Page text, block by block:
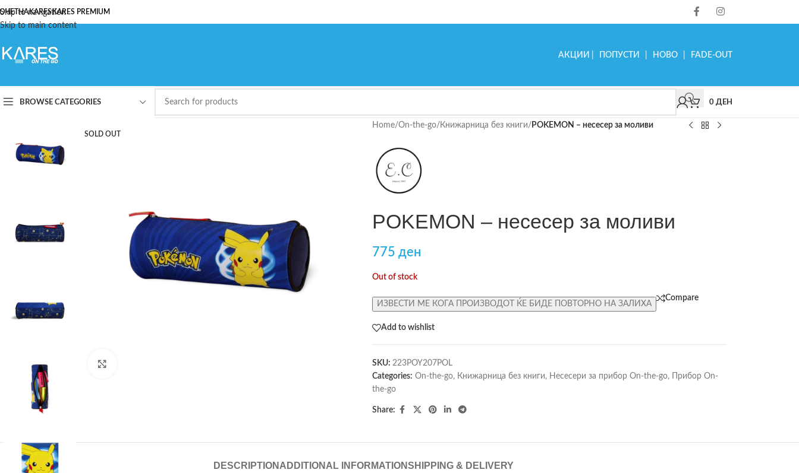
Skip to navigation
Skip to main content
KARESKARES PREMIUM
АКЦИИ ПОПУСТИ НОВО FADE-OUT
BROWSE CATEGORIES 0 ДЕН
SOLD OUT
Home/On-the-go/ Книжарница без книги/ POKEMON – несесер за моливи
POKEMON – несесер за моливи
775 ден
Out of stock
ИЗВЕСТИ МЕ КОГА ПРОИЗВОДОТ ЌЕ БИДЕ ПОВТОРНО НА ЗАЛИХА
Compare
Add to wishlist
SKU: 223POY207POL
Categories: On-the-go, Книжарница без книги, Несесери за прибор On-the-go,
Прибор On-
the-go
Share:
DESCRIPTION ADDITIONAL INFORMATIONSHIPPING & DELIVERY